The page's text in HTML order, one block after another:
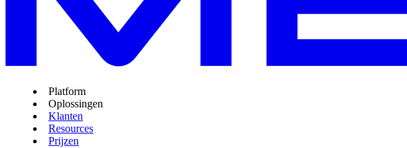
Platform
Oplossingen
Klanten
Resources
Prijzen